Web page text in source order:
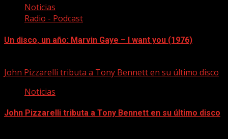
Noticias
Radio - Podcast
Un disco, un año: Marvin Gaye – I want you (1976)
John Pizzarelli tributa a Tony Bennett en su último disco
Noticias
John Pizzarelli tributa a Tony Bennett en su último disco